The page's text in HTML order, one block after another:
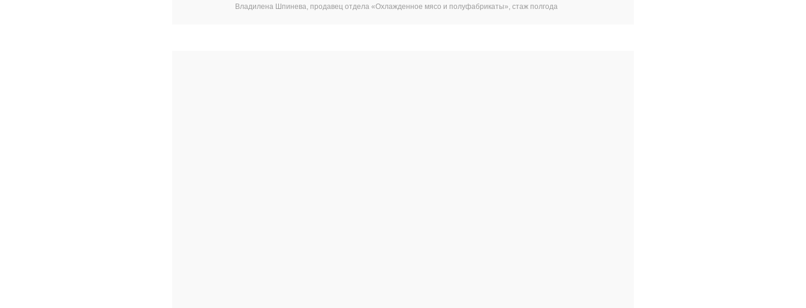
Владилена Шпинева, продавец отдела «Охлажденное мясо и полуфабрикаты», стаж полгода